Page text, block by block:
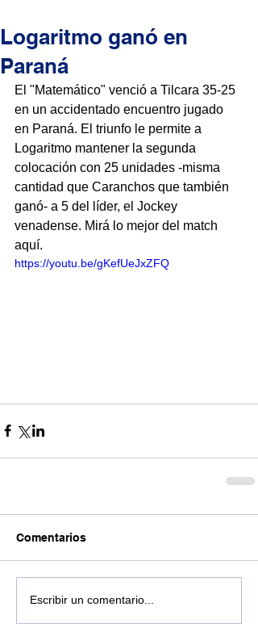
Logaritmo ganó en
Paraná
El "Matemático" venció a Tilcara 35-25
en un accidentado encuentro jugado
en Paraná. El triunfo le permite a
Logaritmo mantener la segunda
colocación con 25 unidades -misma
cantidad que Caranchos que también
ganó- a 5 del líder, el Jockey
venadense. Mirá lo mejor del match
aquí.
https://youtu.be/gKefUeJxZFQ
Comentarios
Escribir un comentario...